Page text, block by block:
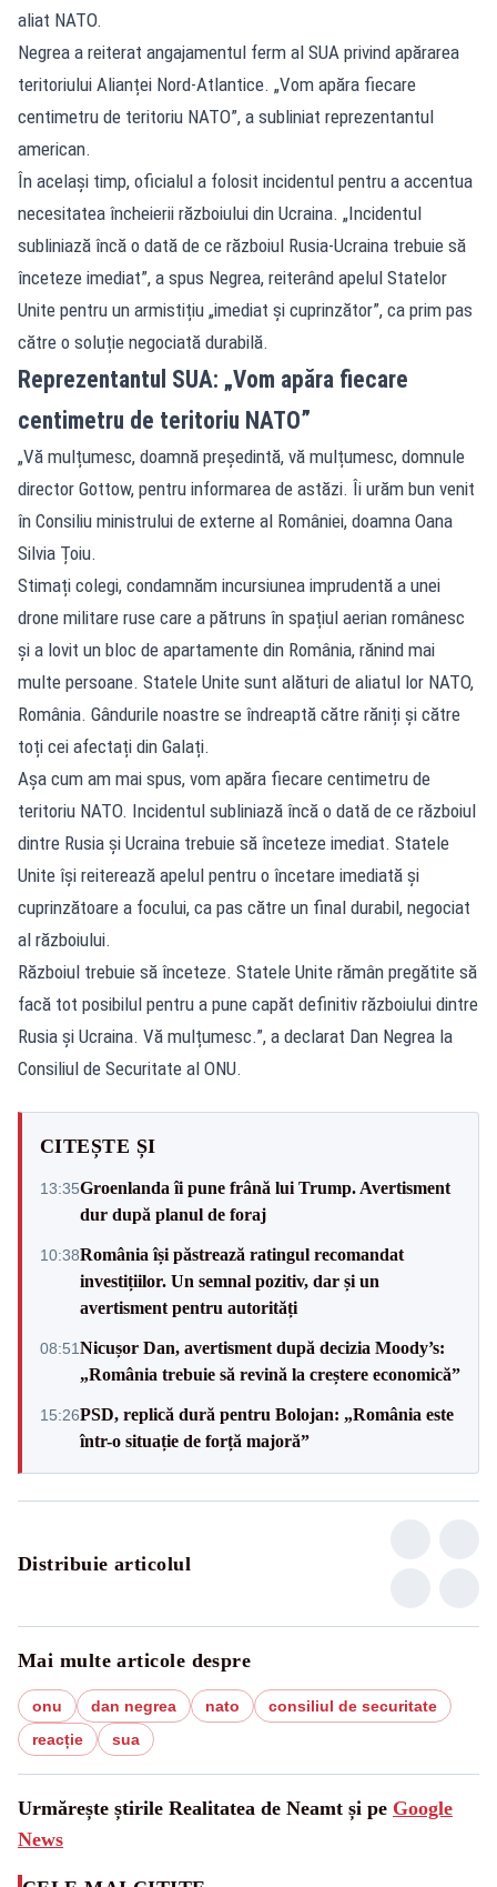
aliat NATO.
Negrea a reiterat angajamentul ferm al SUA privind apărarea
teritoriului Alianței Nord-Atlantice. „Vom apăra fiecare
centimetru de teritoriu NATO”, a subliniat reprezentantul
american.
În același timp, oficialul a folosit incidentul pentru a accentua
necesitatea încheierii războiului din Ucraina. „Incidentul
subliniază încă o dată de ce războiul Rusia-Ucraina trebuie să
înceteze imediat”, a spus Negrea, reiterând apelul Statelor
Unite pentru un armistițiu „imediat și cuprinzător”, ca prim pas
către o soluție negociată durabilă.
Reprezentantul SUA: „Vom apăra fiecare
centimetru de teritoriu NATO”
„Vă mulțumesc, doamnă președintă, vă mulțumesc, domnule
director Gottow, pentru informarea de astăzi. Îi urăm bun venit
în Consiliu ministrului de externe al României, doamna Oana
Silvia Țoiu.
Stimați colegi, condamnăm incursiunea imprudentă a unei
drone militare ruse care a pătruns în spațiul aerian românesc
și a lovit un bloc de apartamente din România, rănind mai
multe persoane. Statele Unite sunt alături de aliatul lor NATO,
România. Gândurile noastre se îndreaptă către răniți și către
toți cei afectați din Galați.
Așa cum am mai spus, vom apăra fiecare centimetru de
teritoriu NATO. Incidentul subliniază încă o dată de ce războiul
dintre Rusia și Ucraina trebuie să înceteze imediat. Statele
Unite își reiterează apelul pentru o încetare imediată și
cuprinzătoare a focului, ca pas către un final durabil, negociat
al războiului.
Războiul trebuie să înceteze. Statele Unite rămân pregătite să
facă tot posibilul pentru a pune capăt definitiv războiului dintre
Rusia și Ucraina. Vă mulțumesc.”, a declarat Dan Negrea la
Consiliul de Securitate al ONU.
CITEȘTE ȘI
13:35Groenlanda îi pune frână lui Trump. Avertisment
dur după planul de foraj
10:38România își păstrează ratingul recomandat
investițiilor. Un semnal pozitiv, dar și un
avertisment pentru autorități
08:51Nicușor Dan, avertisment după decizia Moody’s:
„România trebuie să revină la creștere economică”
15:26PSD, replică dură pentru Bolojan: „România este
într-o situație de forță majoră”
Distribuie articolul
Mai multe articole despre
onu dan negrea nato
consiliul de securitate
reacție
sua
Urmărește știrile Realitatea de Neamt și pe Google
News